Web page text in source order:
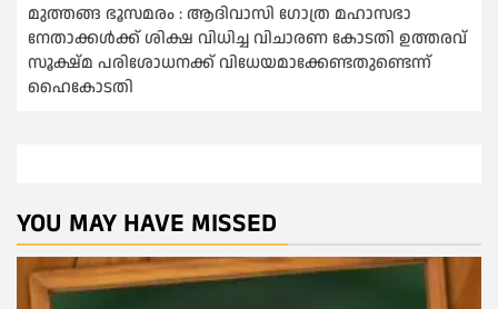
മുത്തങ്ങ ഭൂസമരം : ആദിവാസി ഗോത്ര മഹാസഭാ
നേതാക്കള്‍ക്ക് ശിക്ഷ വിധിച്ച വിചാരണ കോടതി ഉത്തരവ്
സൂക്ഷ്മ പരിശോധനക്ക് വിധേയമാക്കേണ്ടതുണ്ടെന്ന്
ഹൈകോടതി
YOU MAY HAVE MISSED